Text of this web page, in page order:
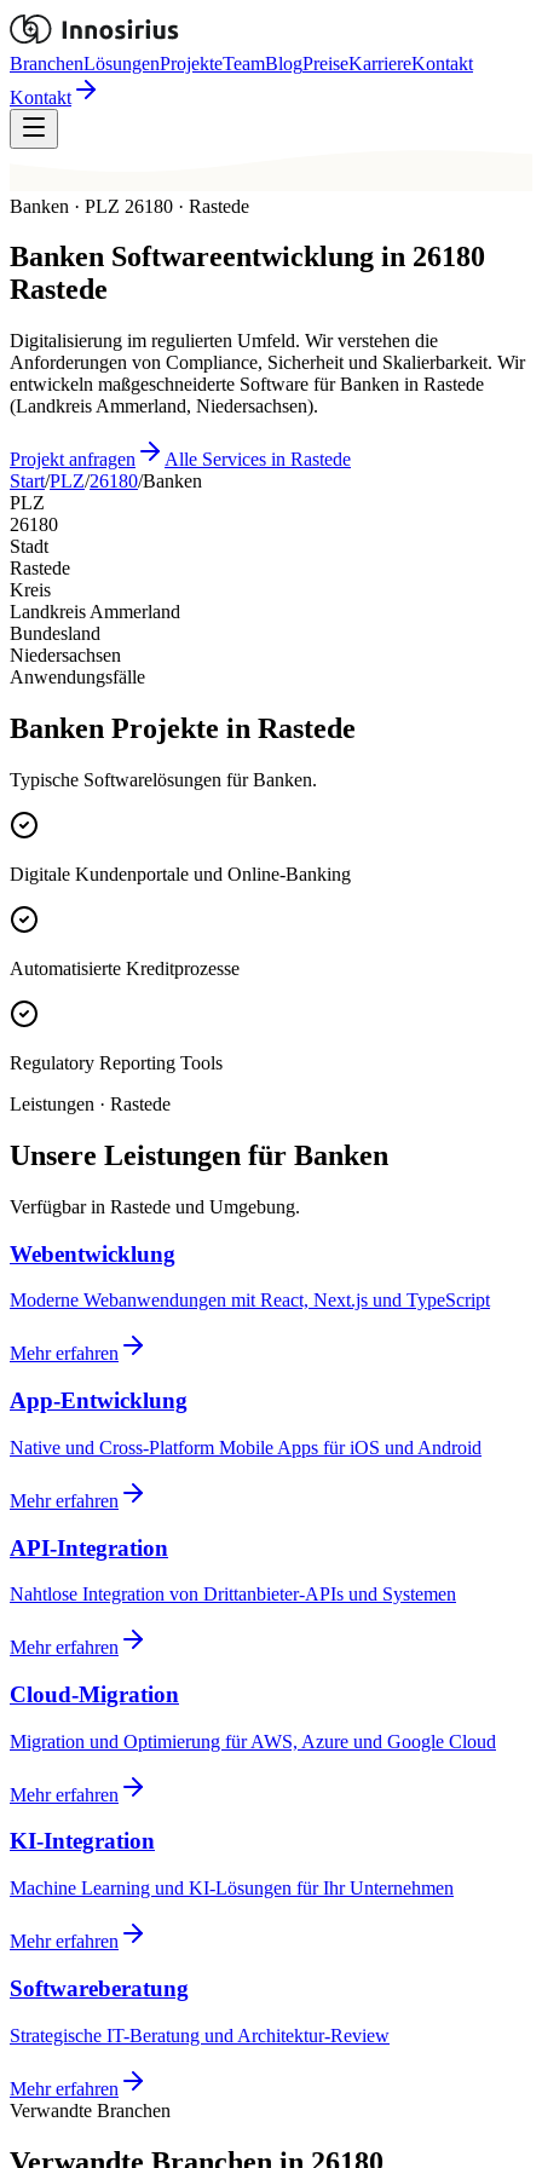
BranchenLösungenProjekteTeamBlogPreiseKarriereKontakt
Kontakt
Banken · PLZ 26180 · Rastede
Banken Softwareentwicklung in 26180
Rastede
Digitalisierung im regulierten Umfeld. Wir verstehen die
Anforderungen von Compliance, Sicherheit und Skalierbarkeit. Wir
entwickeln maßgeschneiderte Software für Banken in Rastede
(Landkreis Ammerland, Niedersachsen).
Projekt anfragen
Alle Services in Rastede
Start/PLZ/26180/Banken
PLZ
26180
Stadt
Rastede
Kreis
Landkreis Ammerland
Bundesland
Niedersachsen
Anwendungsfälle
Banken Projekte in Rastede
Typische Softwarelösungen für Banken.
Digitale Kundenportale und Online-Banking
Automatisierte Kreditprozesse
Regulatory Reporting Tools
Leistungen · Rastede
Unsere Leistungen für Banken
Verfügbar in Rastede und Umgebung.
Webentwicklung
Moderne Webanwendungen mit React, Next.js und TypeScript
Mehr erfahren
App-Entwicklung
Native und Cross-Platform Mobile Apps für iOS und Android
Mehr erfahren
API-Integration
Nahtlose Integration von Drittanbieter-APIs und Systemen
Mehr erfahren
Cloud-Migration
Migration und Optimierung für AWS, Azure und Google Cloud
Mehr erfahren
KI-Integration
Machine Learning und KI-Lösungen für Ihr Unternehmen
Mehr erfahren
Softwareberatung
Strategische IT-Beratung und Architektur-Review
Mehr erfahren
Verwandte Branchen
Verwandte Branchen in 26180